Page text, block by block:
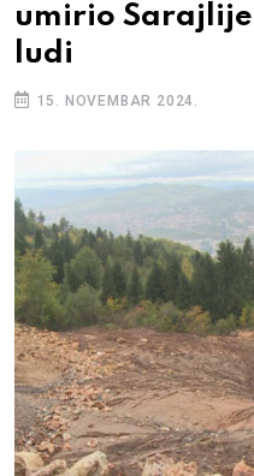
umirio
ludi
15. NOVEMBAR 2024.